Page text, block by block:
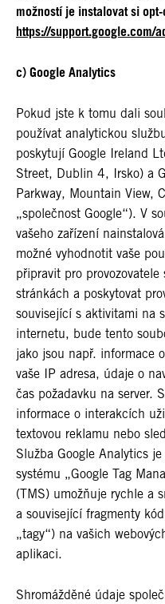
možností je instalovat si
https://support.google.com/
c) Google Analytics
Pokud jste k tomu dali
používat analytickou
poskytují Google Ireland
Street, Dublin 4, Irsko) a
Parkway, Mountain View,
„společnost Google“). V
vašeho zařízení
možné vyhodnotit vaše
připravit pro
stránkách a poskytovat
související s aktivitami na
internetu, bude tento
jako jsou např. informace
vaše IP adresa, údaje o
čas požadavku na server.
informace o interakcích
textovou reklamu nebo
Služba Google Analytics
systému „Google Tag
(TMS) umožňuje rychle a
a související fragmenty
„tagy“) na vašich
aplikaci.
Shromážděné údaje